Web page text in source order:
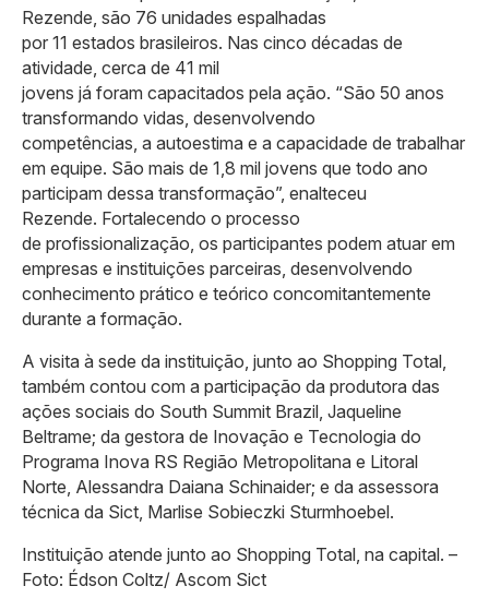
Rezende, são 76 unidades espalhadas
por 11 estados brasileiros. Nas cinco décadas de
atividade, cerca de 41 mil
jovens já foram capacitados pela ação. “São 50 anos
transformando vidas, desenvolvendo
competências, a autoestima e a capacidade de trabalhar
em equipe. São mais de 1,8 mil jovens que todo ano
participam dessa transformação”, enalteceu
Rezende. Fortalecendo o processo
de profissionalização, os participantes podem atuar em
empresas e instituições parceiras, desenvolvendo
conhecimento prático e teórico concomitantemente
durante a formação.
A visita à sede da instituição, junto ao Shopping Total,
também contou com a participação da produtora das
ações sociais do South Summit Brazil, Jaqueline
Beltrame; da gestora de Inovação e Tecnologia do
Programa Inova RS Região Metropolitana e Litoral
Norte, Alessandra Daiana Schinaider; e da assessora
técnica da Sict, Marlise Sobieczki Sturmhoebel.
Instituição atende junto ao Shopping Total, na capital. –
Foto: Édson Coltz/ Ascom Sict